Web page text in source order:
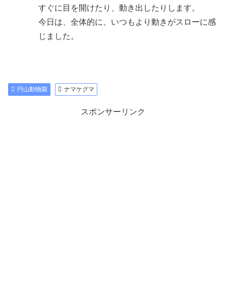
すぐに目を開けたり、動き出したりします。
今日は、全体的に、いつもより動きがスローに感
じました。
円山動物園 ナマケグマ
スポンサーリンク